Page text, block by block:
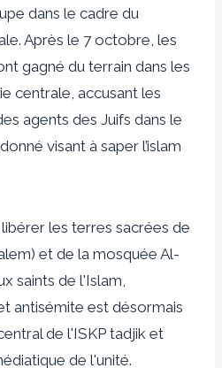
dans le cadre du
Après le 7 octobre, les
gagné du terrain dans les
centrale, accusant les
agents des Juifs dans le
visant à saper l’islam
les terres sacrées de
et de la mosquée Al-
saints de l'Islam,
antisémite est désormais
de l'ISKP tadjik et
de l'unité.